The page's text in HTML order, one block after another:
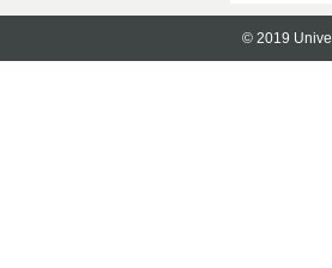
© 2019